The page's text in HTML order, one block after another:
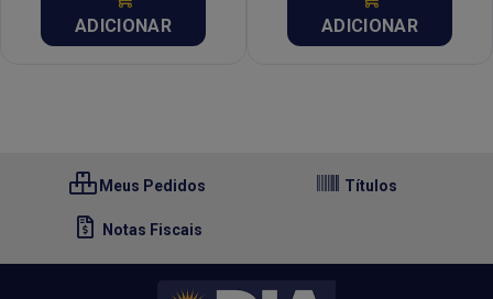
ADICIONAR ADICIONAR
Meus Pedidos Títulos
Notas Fiscais